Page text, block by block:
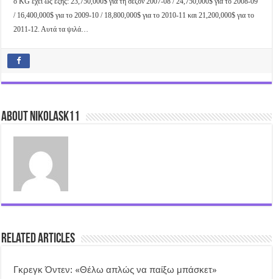
/ 16,400,000$ για το 2009-10 / 18,800,000$ για το 2010-11 και 21,200,000$ για το
2011-12. Αυτά τα ψιλά…
About nikolask11
Related Articles
Γκρεγκ Όντεν: «Θέλω απλώς να παίξω μπάσκετ»